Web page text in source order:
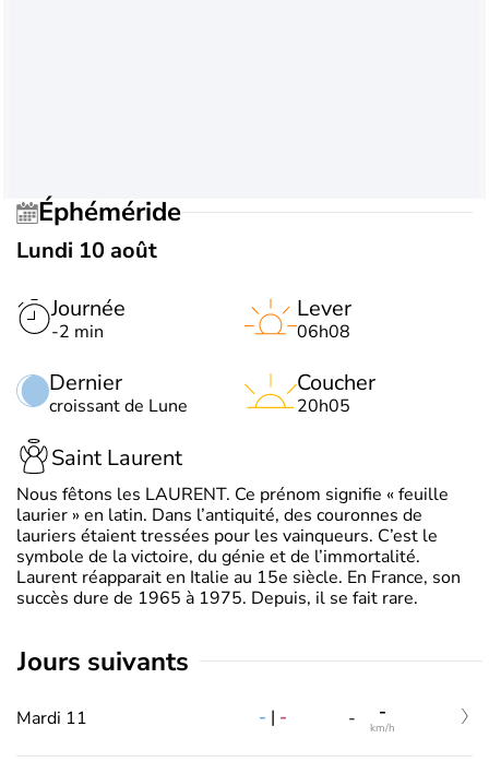
Éphéméride
Lundi 10 août
Journée
-2 min
Dernier
croissant de Lune
Lever
06h08
Coucher
20h05
Saint Laurent
Nous fêtons les LAURENT. Ce prénom signifie « feuille
laurier » en latin. Dans l’antiquité, des couronnes de
lauriers étaient tressées pour les vainqueurs. C’est le
symbole de la victoire, du génie et de l’immortalité.
Laurent réapparait en Italie au 15e siècle. En France, son
succès dure de 1965 à 1975. Depuis, il se fait rare.
jours suivants
Mardi 11 - | - - -
km/h